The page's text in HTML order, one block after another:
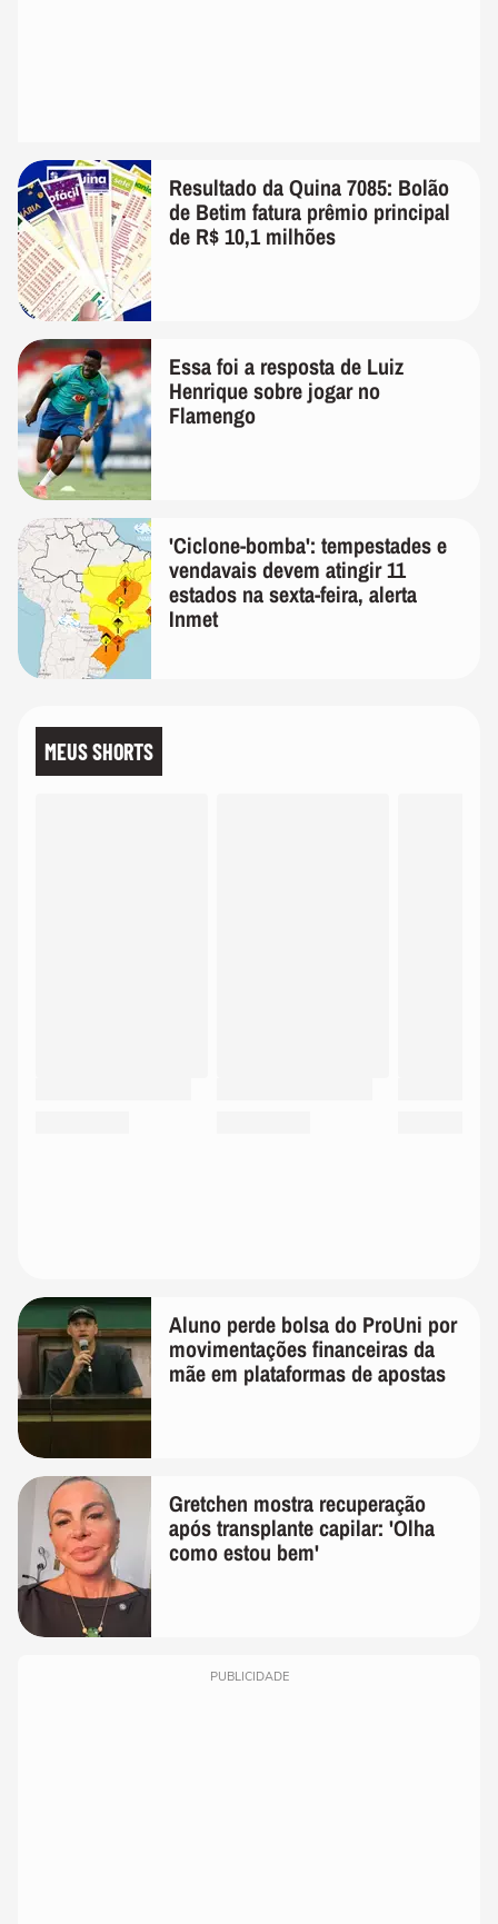
Resultado da Quina 7085: Bolão
de Betim fatura prêmio principal
de R$ 10,1 milhões
Essa foi a resposta de Luiz
Henrique sobre jogar no
Flamengo
'Ciclone-bomba': tempestades e
vendavais devem atingir 11
estados na sexta-feira, alerta
Inmet
MEUS SHORTS
Aluno perde bolsa do ProUni por
movimentações financeiras da
mãe em plataformas de apostas
Gretchen mostra recuperação
após transplante capilar: 'Olha
como estou bem'
PUBLICIDADE